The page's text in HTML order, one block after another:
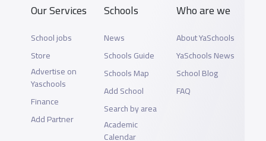
Our Services
School jobs
Store
Advertise on
Yaschools
Finance
Add Partner
Schools
News
Schools Guide
Schools Map
Add School
Search by area
Academic
Calendar
Who are we
About YaSchools
YaSchools News
School Blog
FAQ